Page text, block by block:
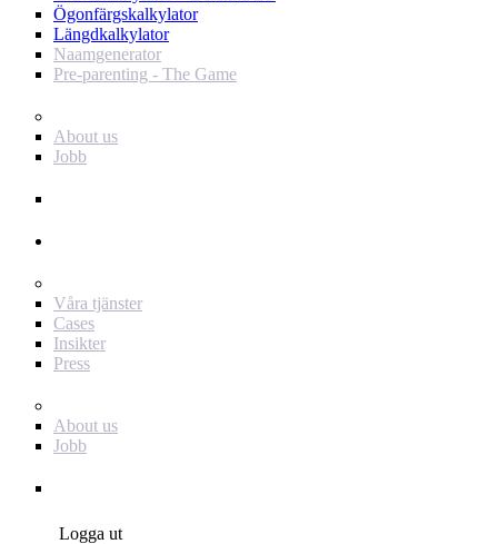
Ögonfärgskalkylator
Längdkalkylator
Naamgenerator
Pre-parenting - The Game
About us
Jobb
Våra tjänster
Cases
Insikter
Press
About us
Jobb
Logga ut